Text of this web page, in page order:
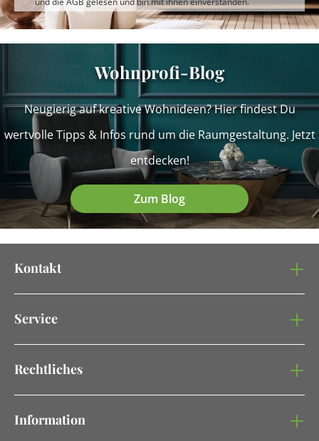
Wohnprofi-Blog
Neugierig auf kreative Wohnideen? Hier findest Du
wertvolle Tipps & Infos rund um die Raumgestaltung. Jetzt
entdecken!
Zum Blog
Kontakt
Service
Rechtliches
Information